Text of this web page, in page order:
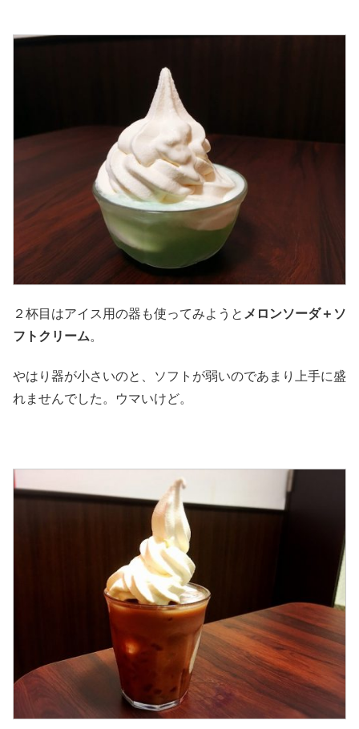
２杯目はアイス用の器も使ってみようと メロンソーダ＋ソ
フトクリーム。
やはり器が小さいのと、ソフトが弱いのであまり上手に盛
れませんでした。ウマいけど。